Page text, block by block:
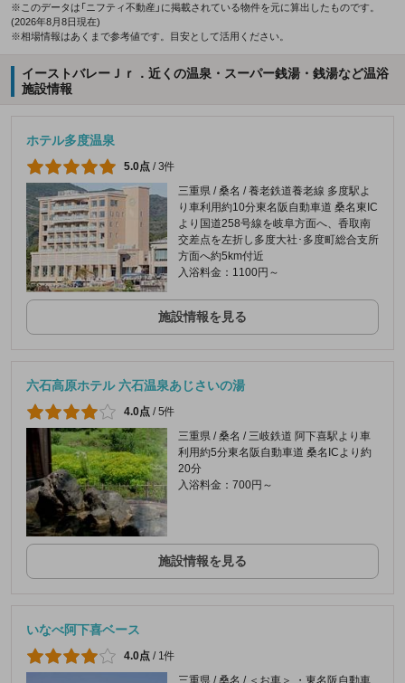
※このデータは「ニフティ不動産」に掲載されている物件を元に算出したものです。
(2026年8月8日現在)
※相場情報はあくまで参考値です。目安として活用ください。
イーストバレーＪｒ．近くの温泉・スーパー銭湯・銭湯など温浴
施設情報
ホテル多度温泉
5.0点 /3件
三重県 / 桑名 / 養老鉄道養老線 多度駅よ
り車利用約10分東名阪自動車道 桑名東IC
より国道258号線を岐阜方面へ、香取南
交差点を左折し多度大社･多度町総合支所
方面へ約5km付近
入浴料金：1100円～
施設情報を見る
六石高原ホテル 六石温泉あじさいの湯
4.0点 /5件
三重県 / 桑名 / 三岐鉄道 阿下喜駅より車
利用約5分東名阪自動車道 桑名ICより約
20分
入浴料金：700円～
施設情報を見る
いなべ阿下喜ベース
4.0点 / 1件